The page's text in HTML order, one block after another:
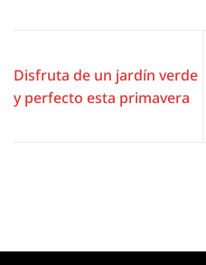
Disfruta de un jardín verde
y perfecto esta primavera